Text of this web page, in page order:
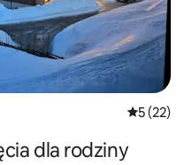
Średnia
5 (22)
dla rodziny